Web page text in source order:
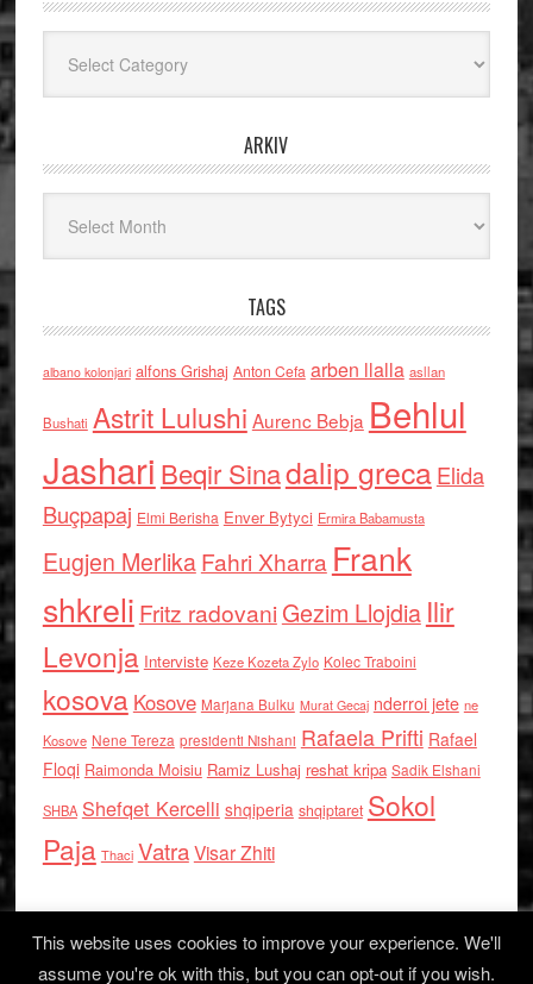
ARKIV
TAGS
albano kolonjari alfons Grishaj Anton Cefa arben llalla asllan
Bushati Astrit Lulushi Aurenc Bebja Behlul
Jashari Beqir Sinadalip grecaElida
Buçpapaj Elmi Berisha Enver Bytyci Ermira Babamusta
Eugjen MerlikaFahri Xharra Frank
shkreli Fritz radovaniGezim Llojdia Ilir
Levonja Interviste Keze Kozeta Zylo Kolec Traboini
kosova Kosove Marjana Bulku Murat Gecaj nderroi jete ne
Kosove Nene Tereza presidenti Nishani Rafaela Prifti Rafael
Floqi Raimonda Moisiu Ramiz Lushaj reshat kripa Sadik Elshani
SHBA Shefqet Kercelli shqiperia shqiptaret Sokol
Paja Thaci VatraVisar Zhiti
This website uses cookies to improve your experience. We'll
assume you're ok with this, but you can opt-out if you wish.